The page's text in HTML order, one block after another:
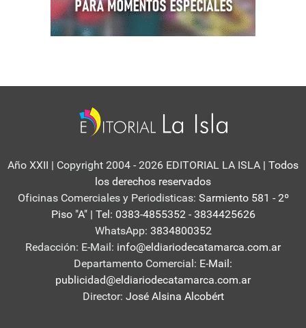
Año XXII | Copyright 2004 - 2026 EDITORIAL LA ISLA | Todos
los derechos reservados
Oficinas Comerciales y Periodisticas: Sarmiento 581 - 2º
Piso "A" | Tel: 0383-4855352 - 3834425626
WhatsApp: 3834800352
Redacción: E-Mail: info@eldiariodecatamarca.com.ar
Departamento Comercial: E-Mail:
publicidad@eldiariodecatamarca.com.ar
Director: José Alsina Alcobért